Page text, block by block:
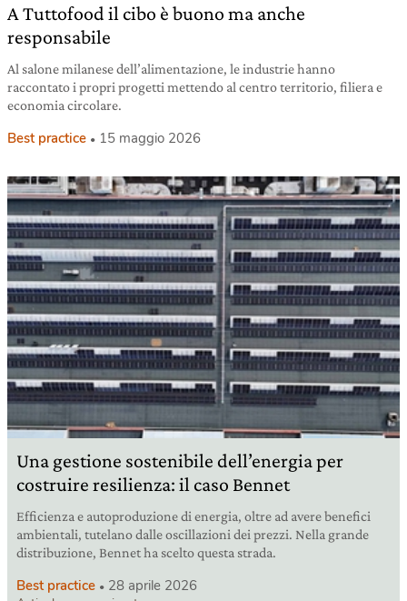
A Tuttofood il cibo è buono ma anche
responsabile
Al salone milanese dell’alimentazione, le industrie hanno
raccontato i propri progetti mettendo al centro territorio, filiera e
economia circolare.
Best practice 15 maggio 2026
Una gestione sostenibile dell’energia per
costruire resilienza: il caso Bennet
Efficienza e autoproduzione di energia, oltre ad avere benefici
ambientali, tutelano dalle oscillazioni dei prezzi. Nella grande
distribuzione, Bennet ha scelto questa strada.
Best practice 28 aprile 2026